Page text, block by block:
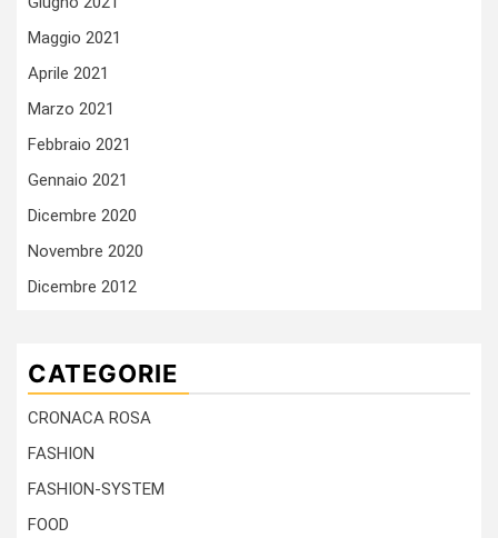
Maggio 2021
Aprile 2021
Marzo 2021
Febbraio 2021
Gennaio 2021
Dicembre 2020
Novembre 2020
Dicembre 2012
CATEGORIE
CRONACA ROSA
FASHION
FASHION-SYSTEM
FOOD